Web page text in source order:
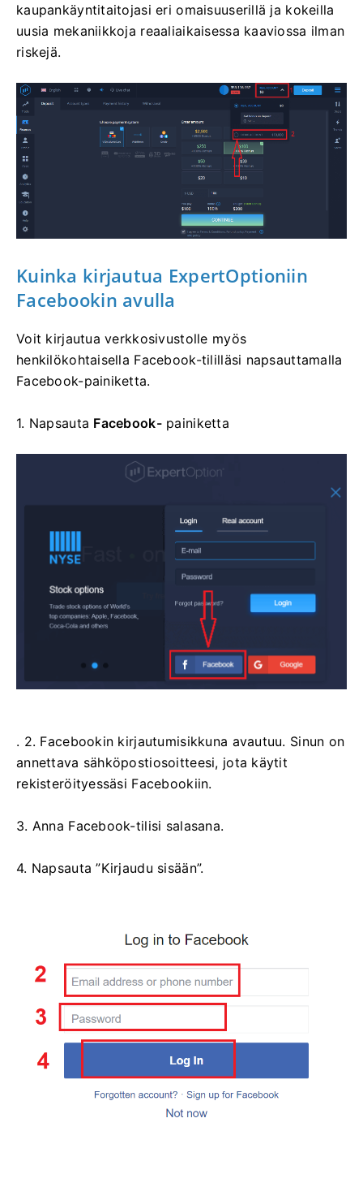
kaupankäyntitaitojasi eri omaisuuserillä ja kokeilla
uusia mekaniikkoja reaaliaikaisessa kaaviossa ilman
riskejä.
Kuinka kirjautua ExpertOptioniin
Facebookin avulla
Voit kirjautua verkkosivustolle myös
henkilökohtaisella Facebook-tililläsi napsauttamalla
Facebook-painiketta.
1. Napsauta Facebook-painiketta
. 2. Facebookin kirjautumisikkuna avautuu. Sinun on
annettava sähköpostiosoitteesi, jota käytit
rekisteröityessäsi Facebookiin.
3. Anna Facebook-tilisi salasana.
4. Napsauta ”Kirjaudu sisään”.